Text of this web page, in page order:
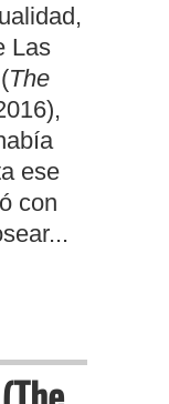
Las
The
ese
con